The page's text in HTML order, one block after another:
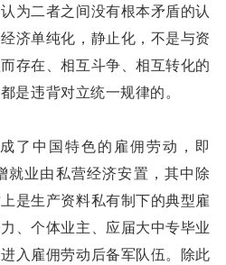
为二者之间没有根本矛盾的认
济单纯化，静止化，不是与资
存在、相互斗争、相互转化的
是违背对立统一规律的。
了中国特色的雇佣劳动，即
就业由私营经济安置，其中除
是生产资料私有制下的典型雇
、个体业主、应届大中专毕业
入雇佣劳动后备军队伍。除此